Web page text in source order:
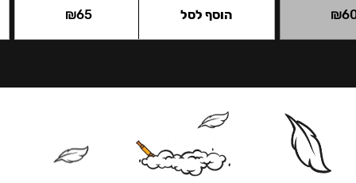
₪
₪65 הוסף לסל